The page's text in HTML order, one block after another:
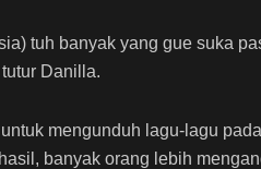
tuh banyak yang gue suka
Danilla.
mengunduh lagu-lagu
banyak orang lebih